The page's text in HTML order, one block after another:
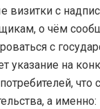
с
о чём
с
указание на
что
а именно: